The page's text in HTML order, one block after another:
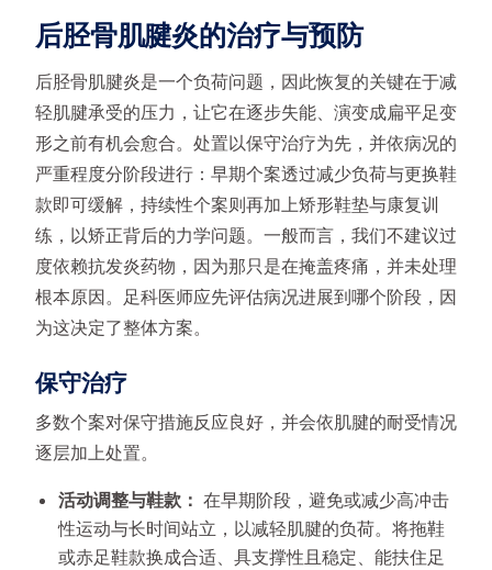
后胫骨肌腱炎的治疗与预防
后胫骨肌腱炎是一个负荷问题，因此恢复的关键在于减
轻肌腱承受的压力，让它在逐步失能、演变成扁平足变
形之前有机会愈合。处置以保守治疗为先，并依病况的
严重程度分阶段进行：早期个案透过减少负荷与更换鞋
款即可缓解，持续性个案则再加上矫形鞋垫与康复训
练，以矫正背后的力学问题。一般而言，我们不建议过
度依赖抗发炎药物，因为那只是在掩盖疼痛，并未处理
根本原因。足科医师应先评估病况进展到哪个阶段，因
为这决定了整体方案。
保守治疗
多数个案对保守措施反应良好，并会依肌腱的耐受情况
逐层加上处置。
活动调整与鞋款： 在早期阶段，避免或减少高冲击
性运动与长时间站立，以减轻肌腱的负荷。将拖鞋
或赤足鞋款换成合适、具支撑性且稳定、能扶住足